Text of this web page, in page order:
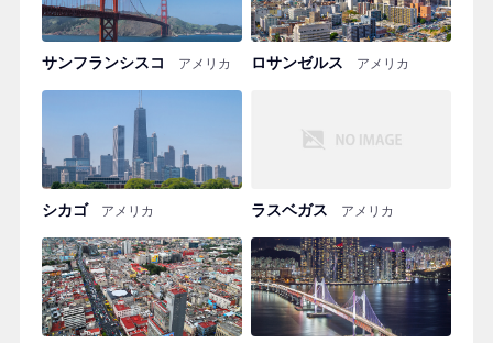
サンフランシスコ アメリカ ロサンゼルス アメリカ
シカゴ アメリカ ラスベガス アメリカ